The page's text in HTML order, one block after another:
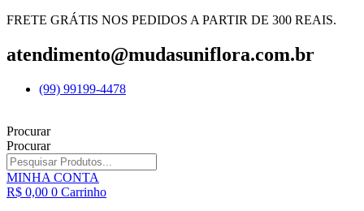
FRETE GRÁTIS NOS PEDIDOS A PARTIR DE 300 REAIS.
atendimento@mudasuniflora.com.br
(99) 99199-4478
Procurar
Procurar
MINHA CONTA
R$ 0,00 0 Carrinho